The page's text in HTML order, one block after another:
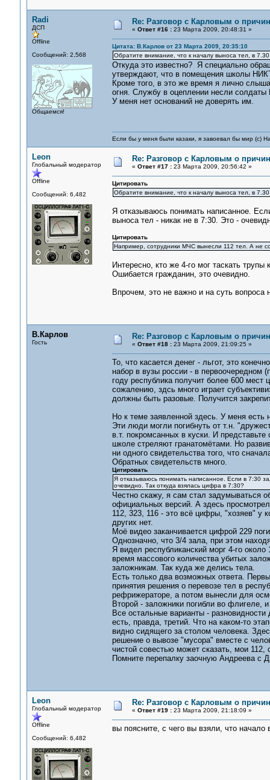
Radi
ДСП
Offline
Сообщений: 2,568
Общаемся!
Re: Разговор с Карловым о
« Ответ #16 :23 Марта 2009, 20:48:31 »
Цитата: В.Карлов от 23 Марта 2009, 20:35:10
Обратите внимание, что к началу выноса тел, в
Откуда это известно? Я специально
утверждают, что в помещения школы
Кроме того, в это же время я лично
огня. Службу в оцеплении несли
У меня нет оснований не доверять им.
Если бы у меня были казаки, я завоевал бы мир (с)
Leon
Глобальный модератор
Offline
Сообщений: 6,482
Re: Разговор с Карловым о
« Ответ #17 :23 Марта 2009, 20:56:42 »
Цитировать
Обратите внимание, что к началу выноса тел, в
Я отказываюсь понимать написанное.
выноса тел - никак не в 7:30. Это -
Цитировать
Например, сотрудники МЧС вынесли 112 тел. А не
Интересно, кто же 4-го мог таскать
Ошибается гражданин, это очевидно.
Впрочем, это не важно и на суть вопроса
В.Карлов
Гость
Re: Разговор с Карловым о
« Ответ #18 :23 Марта 2009, 21:09:25 »
То, что касается денег - льгот, это
набор в вузы россии - в первоочередном
году республика получит более 600 мест
сожалению, здсь много играет
должны быть разовые. Получится
Но к теме заявленной здесь. У меня
Эти люди могли погибнуть от т.н.
в.т. покромсанных в куски. И
школе стреляют гранатомётами. Но
ни одного свидетельства того, что
Обратных свидетельств много.
Цитировать
Я отказываюсь понимать написанное. Если в 7:30
очевидно. Так откуда взялась цифра в 7:30?
Честно скажу, я сам стал задумываться
официальных версий. А здесь
112, 323, 116 - это всё цифры, "хозяев" у
других нет.
Моё видео заканчивается цифрой 229
Однозначно, что 3/4 зала, при этом
Я видел республиканский морг 4-го
время массового количества убитых
заложникам. Так куда же делись тела.
Есть только два возможных ответа.
принятия решения о перевозе тел в
рефрижераторе, а потом вынесли для
Второй - заложники погибли во флигеле,
Все остальные варианты - разновидности
есть, правда, третий. Что на каком-то
видно сидящего за столом человека.
решение о вывозе "мусора" вместе с
чистой совестью может сказать, мои 112,
Помните перепалку заочную Андреева с
Leon
Глобальный модератор
Offline
Сообщений: 6,482
Re: Разговор с Карловым о
« Ответ #19 :23 Марта 2009, 21:18:09 »
вы поясните, с чего вы взяли, что начало